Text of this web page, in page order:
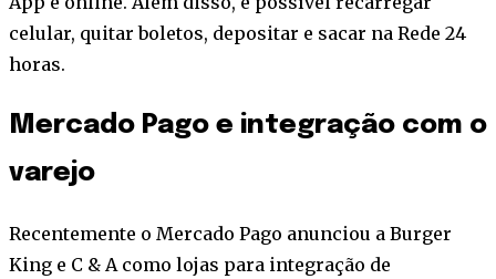
celular, quitar boletos, depositar e sacar na Rede 24
horas.
Mercado Pago e integração com o
varejo
Recentemente o Mercado Pago anunciou a Burger
King e C & A como lojas para integração de